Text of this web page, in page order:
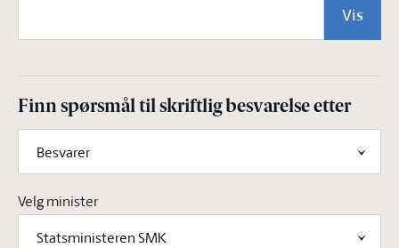
Vis
Finn spørsmål til skriftlig besvarelse etter
Besvarer
Velg minister
Statsministeren SMK